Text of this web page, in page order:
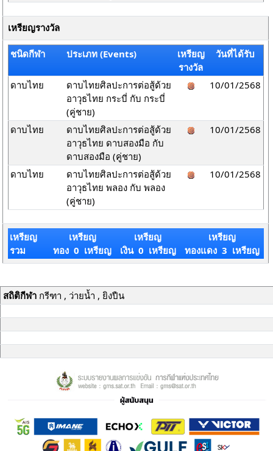
เหรียญรางวัล
ชนิดกีฬา ประเภท (Events)
เหรียญ
รางวัล
วันที่ได้รับ
ดาบไทย
ดาบไทยศิลปะการต่อสู้ด้วย
อาวุธไทย กระบี่ กับ กระบี่
(คู่ชาย)
10/01/2568
ดาบไทย
ดาบไทยศิลปะการต่อสู้ด้วย
อาวุธไทย ดาบสองมือ กับ
ดาบสองมือ (คู่ชาย)
10/01/2568
ดาบไทย
ดาบไทยศิลปะการต่อสู้ด้วย
อาวุธไทย พลอง กับ พลอง
(คู่ชาย)
10/01/2568
เหรียญ
รวม
เหรียญ
ทอง 0 เหรียญ
เหรียญ
เงิน 0 เหรียญ
เหรียญ
ทองแดง 3 เหรียญ
สถิติกีฬากรีฑา , ว่ายน้ำ , ยิงปืน